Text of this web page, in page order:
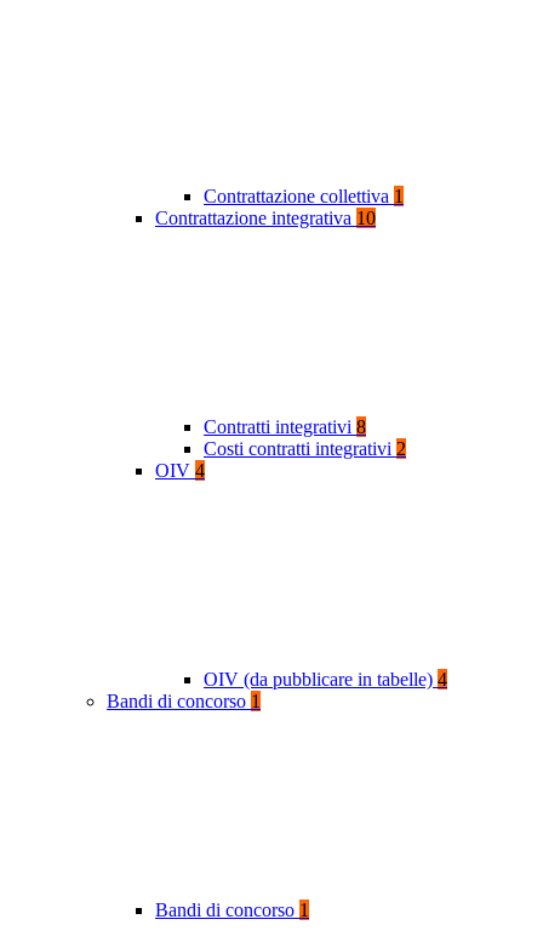
Contrattazione collettiva 1
Contrattazione integrativa 10
Contratti integrativi 8
Costi contratti integrativi 2
OIV 4
OIV (da pubblicare in tabelle) 4
Bandi di concorso 1
Bandi di concorso 1